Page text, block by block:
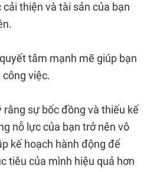
thiện và tài sản của bạn
tâm mạnh mẽ giúp bạn
việc.
rằng sự bốc đồng và thiếu kế
nỗ lực của bạn trở nên vô
kế hoạch hành động để
tiêu của mình hiệu quả hơn